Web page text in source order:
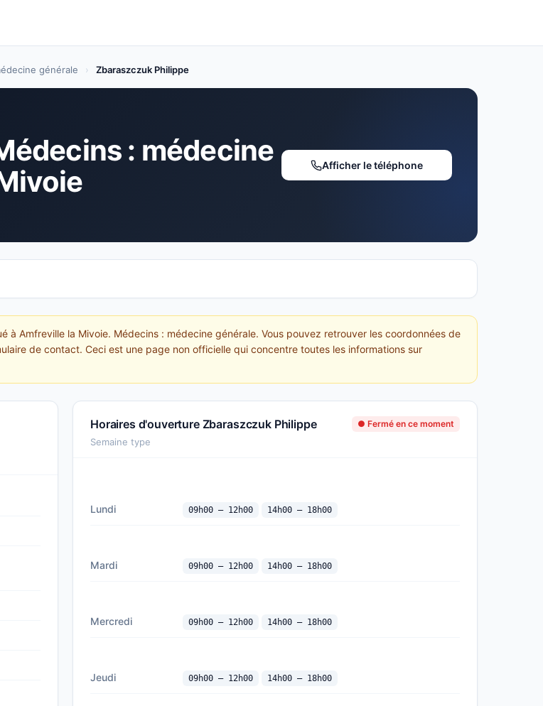
générale › Zbaraszczuk Philippe
: médecine
Afficher le téléphone
à Amfreville la Mivoie. Médecins : médecine générale. Vous pouvez retrouver les coordonnées de
de contact. Ceci est une page non officielle qui concentre toutes les informations sur
Horaires d'ouverture Zbaraszczuk Philippe ● Fermé en ce moment
Semaine type
Lundi 09h00 — 12h00 14h00 — 18h00
Mardi 09h00 — 12h00 14h00 — 18h00
Mercredi 09h00 — 12h00 14h00 — 18h00
Jeudi 09h00 — 12h00 14h00 — 18h00